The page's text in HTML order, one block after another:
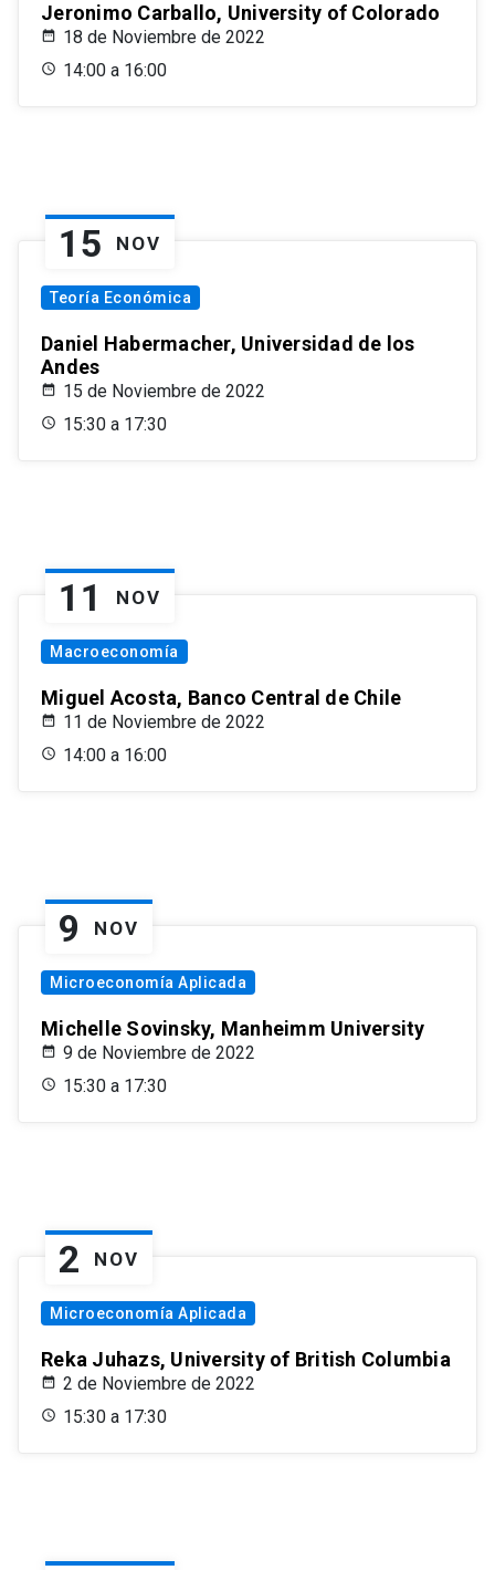
Jeronimo Carballo, University of Colorado
18 de Noviembre de 2022
14:00 a 16:00
15 NOV
Teoría Económica
Daniel Habermacher, Universidad de los
Andes
15 de Noviembre de 2022
15:30 a 17:30
11 NOV
Macroeconomía
Miguel Acosta, Banco Central de Chile
11 de Noviembre de 2022
14:00 a 16:00
9 NOV
Microeconomía Aplicada
Michelle Sovinsky, Manheimm University
9 de Noviembre de 2022
15:30 a 17:30
2 NOV
Microeconomía Aplicada
Reka Juhazs, University of British Columbia
2 de Noviembre de 2022
15:30 a 17:30